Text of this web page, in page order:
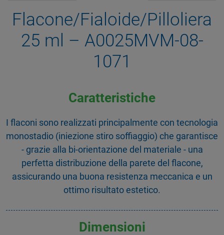
Flacone/Fialoide/Pilloliera
25 ml – A0025MVM-08-
1071
Caratteristiche
I flaconi sono realizzati principalmente con tecnologia
monostadio (iniezione stiro soffiaggio) che garantisce
- grazie alla bi-orientazione del materiale - una
perfetta distribuzione della parete del flacone,
assicurando una buona resistenza meccanica e un
ottimo risultato estetico.
Dimensioni